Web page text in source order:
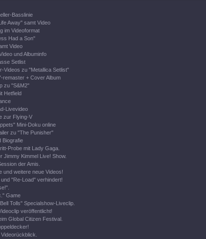
Basslinie
Away" samt Video
im Videoformat
Had a Son"
Video
und Albuminfo
Setlist
Videos zu "Metallica Setlist"
remaster + Cover Album
zu "S&M2"
Hetfield
Livevideo
zur Flying-V
Mini-Doku online
zu "The Punisher"
Biografie
Probe mit Lady Gaga.
Jimmy Kimmel Live! Show.
der Amis.
und weitere neue Videos!
"Re-Load" verhindert!
Game
Tolls" Specialshow-Liveclip.
veröffentlicht!
Global Citizen Festival.